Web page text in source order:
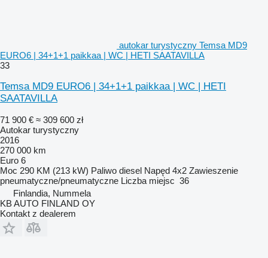
autokar turystyczny Temsa MD9
EURO6 | 34+1+1 paikkaa | WC | HETI SAATAVILLA
33
Temsa MD9 EURO6 | 34+1+1 paikkaa | WC | HETI
SAATAVILLA
71 900 € ≈ 309 600 zł
Autokar turystyczny
2016
270 000 km
Euro 6
Moc 290 KM (213 kW) Paliwo diesel Napęd 4x2 Zawieszenie
pneumatyczne/pneumatyczne Liczba miejsc 36
Finlandia, Nummela
KB AUTO FINLAND OY
Kontakt z dealerem